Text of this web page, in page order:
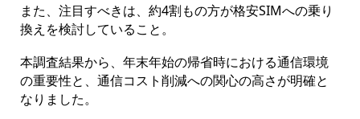
また、注目すべきは、約4割もの方が格安SIMへの乗り
換えを検討していること。
本調査結果から、年末年始の帰省時における通信環境
の重要性と、通信コスト削減への関心の高さが明確と
なりました。